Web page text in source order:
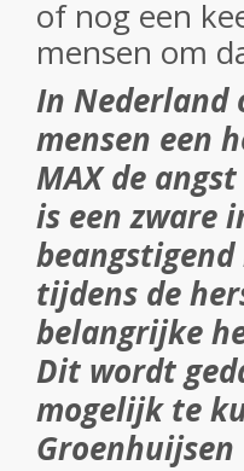
of nog een
mensen om
In Nederland
mensen een
MAX de
is een zware
tijdens de
belangrijke
Dit wordt
mogelijk te
Groenhuijsen